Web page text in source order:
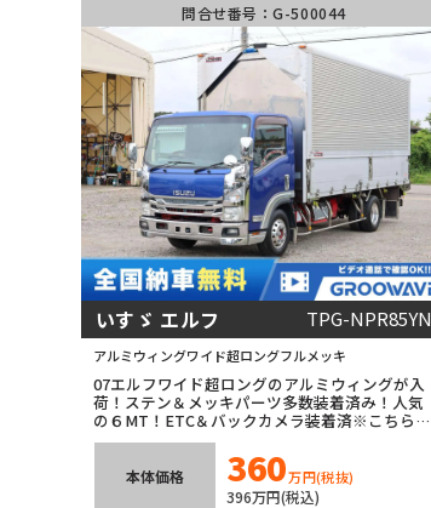
問合せ番号：G-500044
いすゞ エルフ TPG-NPR85YN
アルミウィングワイド超ロングフルメッキ
07エルフワイド超ロングのアルミウィングが入
荷！ステン＆メッキパーツ多数装着済み！人気
の６MT！ETC＆バックカメラ装着済※こちらの
商品は茨城坂東展示場にございますのでまずは
本体価格 360万円(税抜)
396万円(税込)